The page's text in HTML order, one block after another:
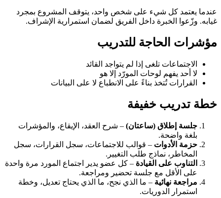
عندما يعتمد كل شيء على شخص واحد، يتوقف المشروع بمجرد
غيابه. وزّعوا الخبرة داخل الفريق لضمان استمرارية الإشراف.
مؤشرات الحاجة للتدريب
الاجتماعات تلغى إذا لم يتواجد القائد
لا أحد يفهم لوحات المورّد إلا هو
القرارات تُتخذ بناءً على الانطباع لا على البيانات
خطة تدريب خفيفة
جلسة إطلاق (ساعتان)– شرح العقد، الإيقاع، والمؤشرات
بلغة واضحة.
حزمة الأدوات– قوالب للاجتماعات، سجل القرارات، سجل
المخاطر، نماذج طلب التغيير.
التناوب على القيادة– كل عضو يدير اجتماع المورد مرة واحدة
على الأقل مع جلسة تحضير ومراجعة.
مراجعة نهائية– ما الذي نجح، ما الذي يحتاج تعديل، وخطة
استمرار الدوريات.